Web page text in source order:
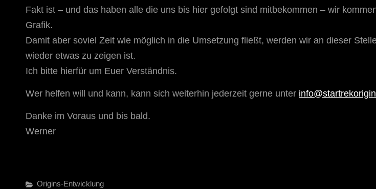
Fakt ist – und das haben alle die uns bis hier gefolgt sind mitbekommen – wir
Grafik.
Damit aber soviel Zeit wie möglich in die Umsetzung fließt, werden wir an dieser
wieder etwas zu zeigen ist.
Ich bitte hierfür um Euer Verständnis.
Wer helfen will und kann, kann sich weiterhin jederzeit gerne unter
Danke im Voraus und bis bald.
Werner
Categories
Origins-Entwicklung